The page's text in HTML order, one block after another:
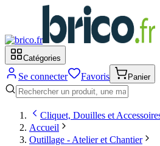
Catégories
Se connecter Favoris Panier
Cliquet, Douilles et
Accueil
Outillage - Atelier et Chantier